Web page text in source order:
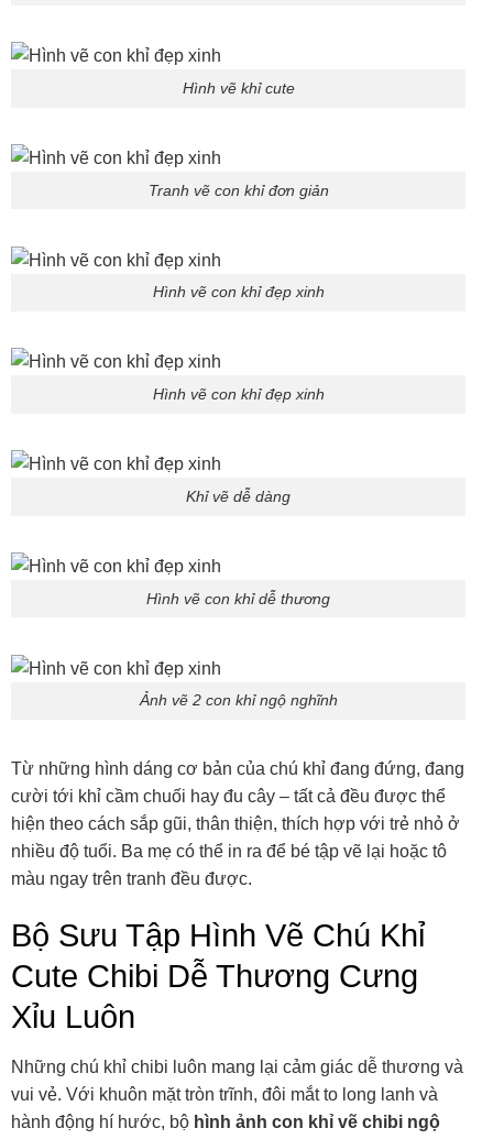
Hình vẽ khỉ cute
Tranh vẽ con khỉ đơn giản
Hình vẽ con khỉ đẹp xinh
Hình vẽ con khỉ đẹp xinh
Khỉ vẽ dễ dàng
Hình vẽ con khỉ dễ thương
Ảnh vẽ 2 con khỉ ngộ nghĩnh
Từ những hình dáng cơ bản của chú khỉ đang đứng, đang
cười tới khỉ cầm chuối hay đu cây – tất cả đều được thể
hiện theo cách sắp gũi, thân thiện, thích hợp với trẻ nhỏ ở
nhiều độ tuổi. Ba mẹ có thể in ra để bé tập vẽ lại hoặc tô
màu ngay trên tranh đều được.
Bộ Sưu Tập Hình Vẽ Chú Khỉ
Cute Chibi Dễ Thương Cưng
Xỉu Luôn
Những chú khỉ chibi luôn mang lại cảm giác dễ thương và
vui vẻ. Với khuôn mặt tròn trĩnh, đôi mắt to long lanh và
hành động hí hước, bộ hình ảnh con khỉ vẽ chibi ngộ